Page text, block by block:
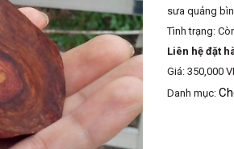
sưa quảng
Tình trạng:
Liên hệ đặt
Giá: 350,000
Danh mục: